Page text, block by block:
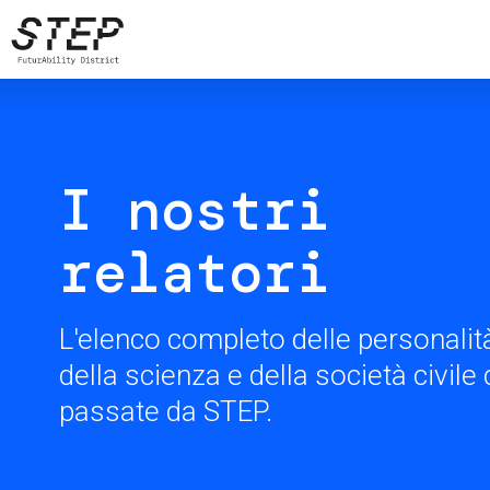
Skip
to
main
I nostri
relatori
L'elenco completo delle
della scienza e della società civile
passate da STEP.